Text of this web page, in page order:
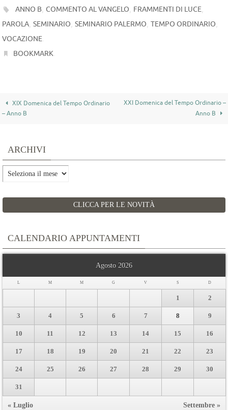
e
b
o
o
it
te
r
at
s
e
gr
n
di
ANNO B,COMMENTO AL VANGELO, FRAMMENTI DI LUCE,
PAROLA, SEMINARIO, SEMINARIO PALERMO, TEMPO ORDINARIO,
VOCAZIONE
BOOKMARK
XIX Domenica del Tempo Ordinario
– Anno B
XXI Domenica del Tempo Ordinario –
Anno B
ARCHIVI
Archivi
CLICCA PER LE NOVITÀ
CALENDARIO APPUNTAMENTI
Agosto 2026
L M M G V S D
1 2
3 4 5 6 7 8 9
10 11 12 13 14 15 16
17 18 19 20 21 22 23
24 25 26 27 28 29 30
31
« Luglio Settembre »